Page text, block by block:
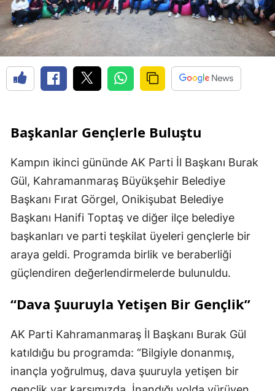
Başkanlar Gençlerle Buluştu
Kampın ikinci gününde AK Parti İl Başkanı Burak
Gül, Kahramanmaraş Büyükşehir Belediye
Başkanı Fırat Görgel, Onikişubat Belediye
Başkanı Hanifi Toptaş ve diğer ilçe belediye
başkanları ve parti teşkilat üyeleri gençlerle bir
araya geldi. Programda birlik ve beraberliği
güçlendiren değerlendirmelerde bulunuldu.
“Dava Şuuruyla Yetişen Bir Gençlik”
AK Parti Kahramanmaraş İl Başkanı Burak Gül
katıldığu bu programda: “Bilgiyle donanmış,
inançla yoğrulmuş, dava şuuruyla yetişen bir